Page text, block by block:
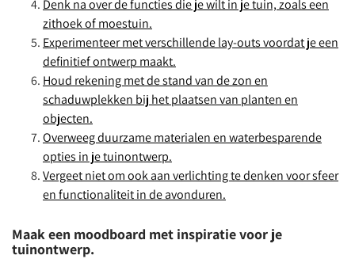
Denk na over de functies die je wilt in je tuin, zoals een
zithoek of moestuin.
Experimenteer met verschillende lay-outs voordat je een
definitief ontwerp maakt.
Houd rekening met de stand van de zon en
schaduwplekken bij het plaatsen van planten en
objecten.
Overweeg duurzame materialen en waterbesparende
opties in je tuinontwerp.
Vergeet niet om ook aan verlichting te denken voor sfeer
en functionaliteit in de avonduren.
Maak een moodboard met inspiratie voor je
tuinontwerp.